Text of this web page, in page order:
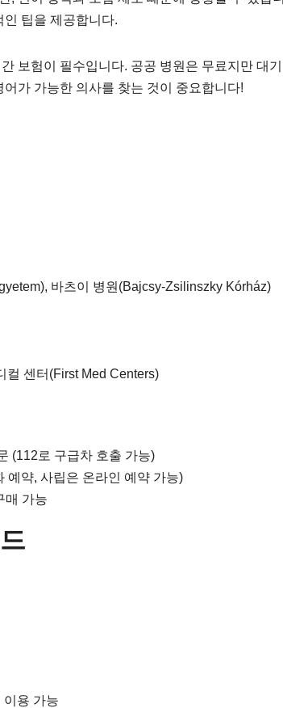
팁을 제공합니다.
보험이 필수입니다. 공공 병원은 무료지만 대기
가 가능한 의사를 찾는 것이 중요합니다!
바츠이 병원(Bajcsy-Zsilinszky Kórház)
컬 센터(First Med Centers)
(112로 구급차 호출 가능)
예약, 사립은 온라인 예약 가능)
매 가능
이용 가능